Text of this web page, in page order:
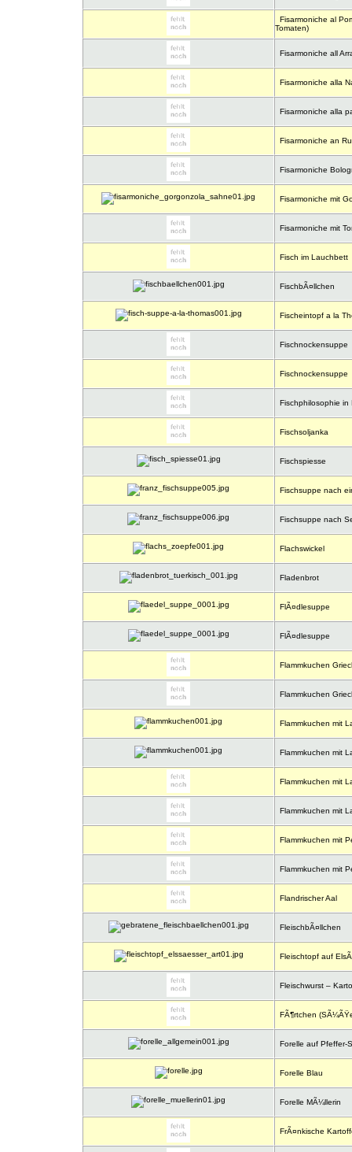
Fisarmoniche al
Tomaten)
Fisarmoniche all
Fisarmoniche alla
Fisarmoniche alla
Fisarmoniche an
Fisarmoniche
Fisarmoniche mit
Fisarmoniche mit
Fisch im Lauchbett
FischbÃ¤llchen
Fischeintopf a la
Fischnockensuppe
Fischnockensuppe
Fischphilosophie in
Fischsoljanka
Fischspiesse
Fischsuppe nach
Fischsuppe nach
Flachswickel
Fladenbrot
FlÃ¤dlesuppe
FlÃ¤dlesuppe
Flammkuchen
Flammkuchen
Flammkuchen mit
Flammkuchen mit
Flammkuchen mit
Flammkuchen mit
Flammkuchen mit
Flammkuchen mit
Flandrischer Aal
FleischbÃ¤llchen
Fleischtopf auf
Fleischwurst –
FÃ¶rtchen
Forelle auf Pfeffer-
Forelle Blau
Forelle MÃ¼llerin
FrÃ¤nkische